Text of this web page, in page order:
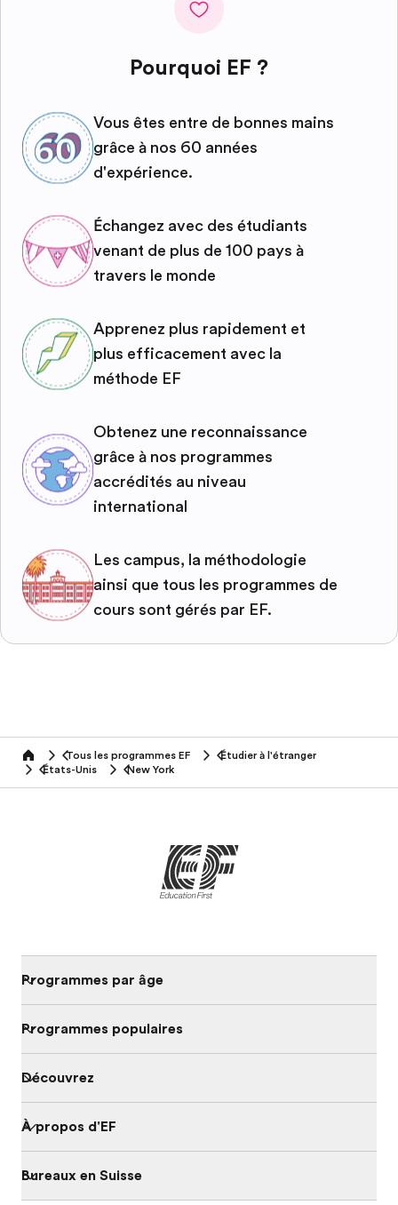
Pourquoi EF ?
Vous êtes entre de bonnes mains
grâce à nos 60 années
d'expérience.
Échangez avec des étudiants
venant de plus de 100 pays à
travers le monde
Apprenez plus rapidement et
plus efficacement avec la
méthode EF
Obtenez une reconnaissance
grâce à nos programmes
accrédités au niveau
international
Les campus, la méthodologie
ainsi que tous les programmes de
cours sont gérés par EF.
home Tous les programmes EF
Étudier à l'étranger
États-Unis
New York
Programmes par âge
Programmes populaires
Découvrez
À propos d'EF
Bureaux en Suisse